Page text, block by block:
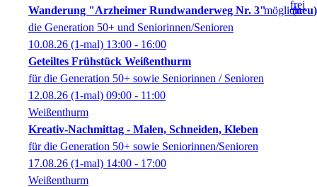
Wanderung "Arzheimer Rundwanderweg Nr. 3"
neu
die Generation 50+ und Seniorinnen/Senioren
10.08.26 (1-mal) 13:00 - 16:00
Geteiltes Frühstück Weißenthurm
für die Generation 50+ sowie Seniorinnen / Senioren
12.08.26 (1-mal) 09:00 - 11:00
Weißenthurm
Kreativ-Nachmittag - Malen, Schneiden, Kleben
für die Generation 50+ sowie Seniorinnen/Senioren
17.08.26 (1-mal) 14:00 - 17:00
Weißenthurm